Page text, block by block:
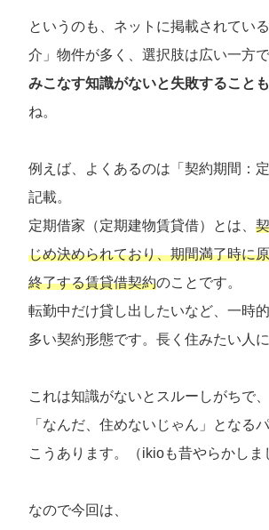
というのも、ネットに掲載されてい
介」物件が多く、選択肢は広い一方で
みこなす知識がないと失敗すること
ね。
例えば、よくあるのは「契約期間：
記載。
定期借家（定期建物賃貸借）とは、
じめ決められており、期間満了時に
終了する賃貸借契約のことです。
転勤中だけ貸し出したいなど、一時
多い契約形態です。長く住みたい人に
これは知識がないとスルーしがちで
「なんだ、住めないじゃん」となる
こうあります。（ikioも昔やらかしま
なので今回は、